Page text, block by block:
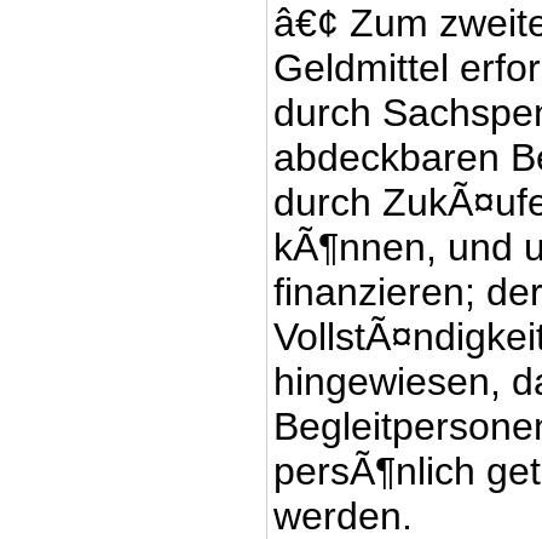
â€¢ Zum
Geldmittel
durch
abdeckbaren
durch
kÃ¶nnen, und
finanzieren;
hingewiesen,
persÃ¶nlich
werden.